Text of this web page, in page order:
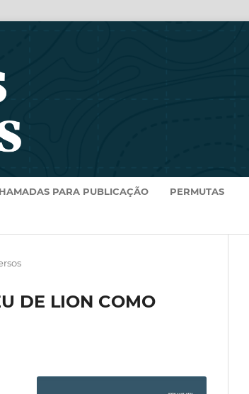
PARA PUBLICAÇÃO PERMUTAS
DE LION COMO